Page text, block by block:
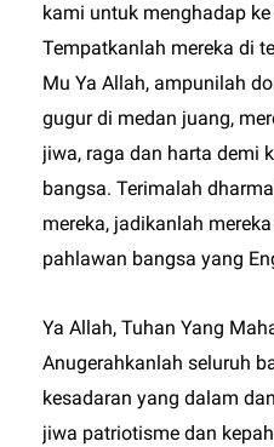
kami untuk menghadap
Tempatkanlah mereka di
Mu Ya Allah, ampunilah
gugur di medan juang,
jiwa, raga dan harta demi
bangsa. Terimalah
mereka, jadikanlah
pahlawan bangsa yang
Ya Allah, Tuhan Yang
Anugerahkanlah seluruh
kesadaran yang dalam
jiwa patriotisme dan